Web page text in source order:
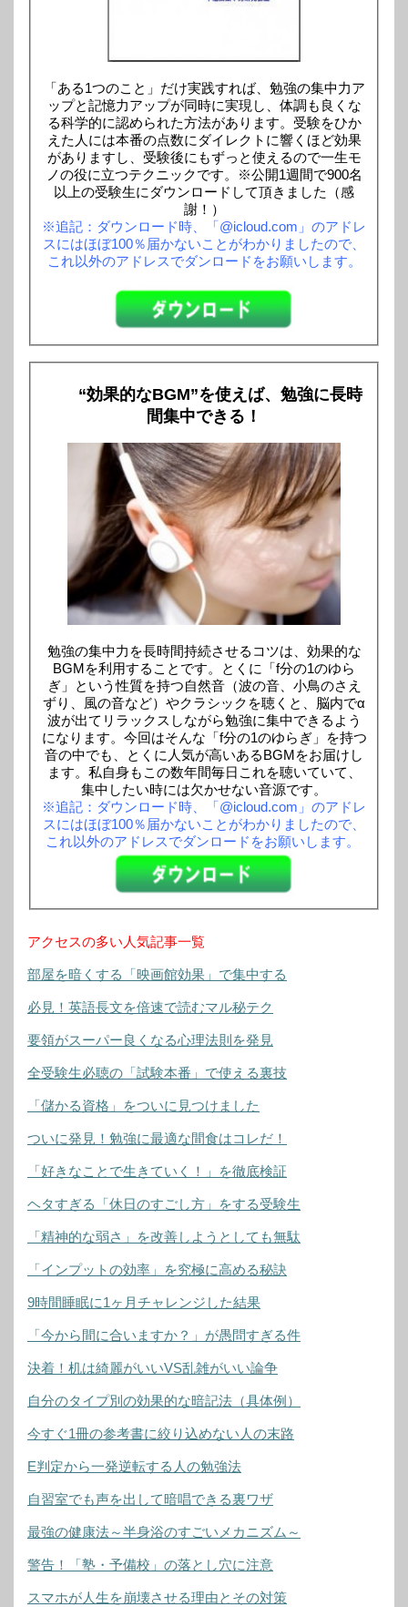
「ある1つのこと」だけ実践すれば、勉強の集中力ア
ップと記憶力アップが同時に実現し、体調も良くな
る科学的に認められた方法があります。受験をひか
えた人には本番の点数にダイレクトに響くほど効果
がありますし、受験後にもずっと使えるので一生モ
ノの役に立つテクニックです。※公開1週間で900名
以上の受験生にダウンロードして頂きました（感
謝！）
※追記：ダウンロード時、「@icloud.com」のアドレ
スにはほぼ100％届かないことがわかりましたので、
これ以外のアドレスでダンロードをお願いします。
“効果的なBGM”を使えば、勉強に長時
間集中できる！
勉強の集中力を長時間持続させるコツは、効果的な
BGMを利用することです。とくに「f分の1のゆら
ぎ」という性質を持つ自然音（波の音、小鳥のさえ
ずり、風の音など）やクラシックを聴くと、脳内でα
波が出てリラックスしながら勉強に集中できるよう
になります。今回はそんな「f分の1のゆらぎ」を持つ
音の中でも、とくに人気が高いあるBGMをお届けし
ます。私自身もこの数年間毎日これを聴いていて、
集中したい時には欠かせない音源です。
※追記：ダウンロード時、「@icloud.com」のアドレ
スにはほぼ100％届かないことがわかりましたので、
これ以外のアドレスでダンロードをお願いします。
アクセスの多い人気記事一覧
部屋を暗くする「映画館効果」で集中する
必見！英語長文を倍速で読むマル秘テク
要領がスーパー良くなる心理法則を発見
全受験生必聴の「試験本番」で使える裏技
「儲かる資格」をついに見つけました
ついに発見！勉強に最適な間食はコレだ！
「好きなことで生きていく！」を徹底検証
ヘタすぎる「休日のすごし方」をする受験生
「精神的な弱さ」を改善しようとしても無駄
「インプットの効率」を究極に高める秘訣
9時間睡眠に1ヶ月チャレンジした結果
「今から間に合いますか？」が愚問すぎる件
決着！机は綺麗がいいVS乱雑がいい論争
自分のタイプ別の効果的な暗記法（具体例）
今すぐ1冊の参考書に絞り込めない人の末路
E判定から一発逆転する人の勉強法
自習室でも声を出して暗唱できる裏ワザ
最強の健康法～半身浴のすごいメカニズム～
警告！「塾・予備校」の落とし穴に注意
スマホが人生を崩壊させる理由とその対策